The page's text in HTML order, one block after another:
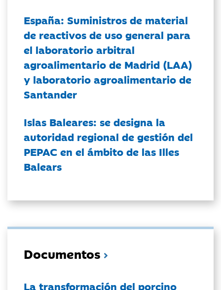
España: Suministros de material
de reactivos de uso general para
el laboratorio arbitral
agroalimentario de Madrid (LAA)
y laboratorio agroalimentario de
Santander
Islas Baleares: se designa la
autoridad regional de gestión del
PEPAC en el ámbito de las Illes
Balears
Documentos
La transformación del porcino